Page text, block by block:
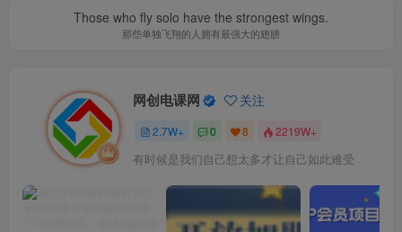
Those who fly solo have the strongest wings.
那些单独飞翔的人拥有最强大的翅膀
网创电课网 关注
2.7W+ 0 8 2219W+
有时候是我们自己想太多才让自己如此难受